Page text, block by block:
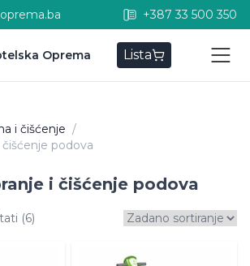
+387 33 500 350
Oprema Lista
i čišćenje /
podova
i čišćenje podova
(6)